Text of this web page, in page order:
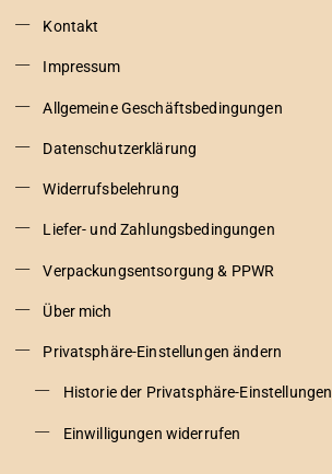
Kontakt
Impressum
Allgemeine Geschäftsbedingungen
Datenschutzerklärung
Widerrufsbelehrung
Liefer- und Zahlungsbedingungen
Verpackungsentsorgung & PPWR
Über mich
Privatsphäre-Einstellungen ändern
Historie der Privatsphäre-Einstellungen
Einwilligungen widerrufen